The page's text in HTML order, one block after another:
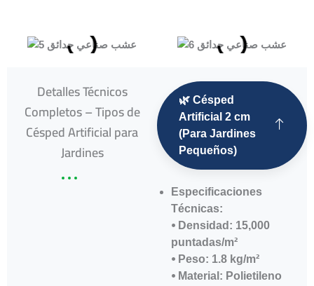
Detalles Técnicos
Completos – Tipos de
Césped Artificial para
Jardines
🌿 Césped
Artificial 2 cm
(Para Jardines
Pequeños)
Especificaciones
Técnicas:
⦁ Densidad: 15,000
puntadas/m²
⦁ Peso: 1.8 kg/m²
⦁ Material: Polietileno